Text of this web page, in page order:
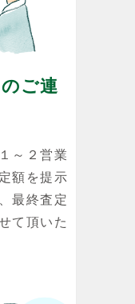
ご連
～２営業
額を提示
最終査定
て頂いた